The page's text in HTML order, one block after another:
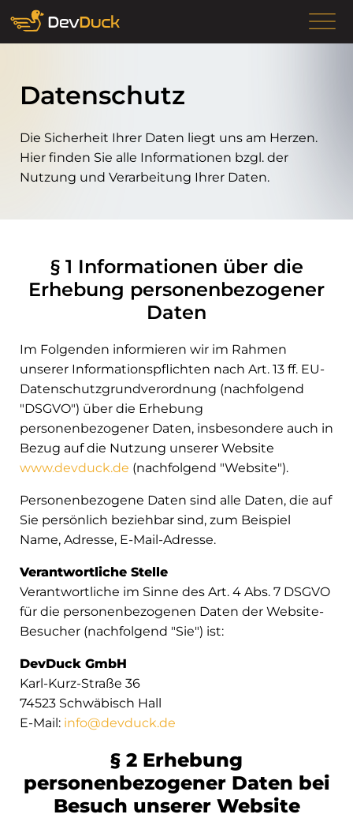
Datenschutz
Die Sicherheit Ihrer Daten liegt uns am Herzen.
Hier finden Sie alle Informationen bzgl. der
Nutzung und Verarbeitung Ihrer Daten.
§ 1 Informationen über die
Erhebung personenbezogener
Daten
Im Folgenden informieren wir im Rahmen
unserer Informationspflichten nach Art. 13 ff. EU-
Datenschutzgrundverordnung (nachfolgend
"DSGVO") über die Erhebung
personenbezogener Daten, insbesondere auch in
Bezug auf die Nutzung unserer Website
www.devduck.de (nachfolgend "Website").
Personenbezogene Daten sind alle Daten, die auf
Sie persönlich beziehbar sind, zum Beispiel
Name, Adresse, E-Mail-Adresse.
Verantwortliche Stelle
Verantwortliche im Sinne des Art. 4 Abs. 7 DSGVO
für die personenbezogenen Daten der Website-
Besucher (nachfolgend "Sie") ist:
DevDuck GmbH
Karl-Kurz-Straße 36
74523 Schwäbisch Hall
E-Mail: info@devduck.de
§ 2 Erhebung
personenbezogener Daten bei
Besuch unserer Website